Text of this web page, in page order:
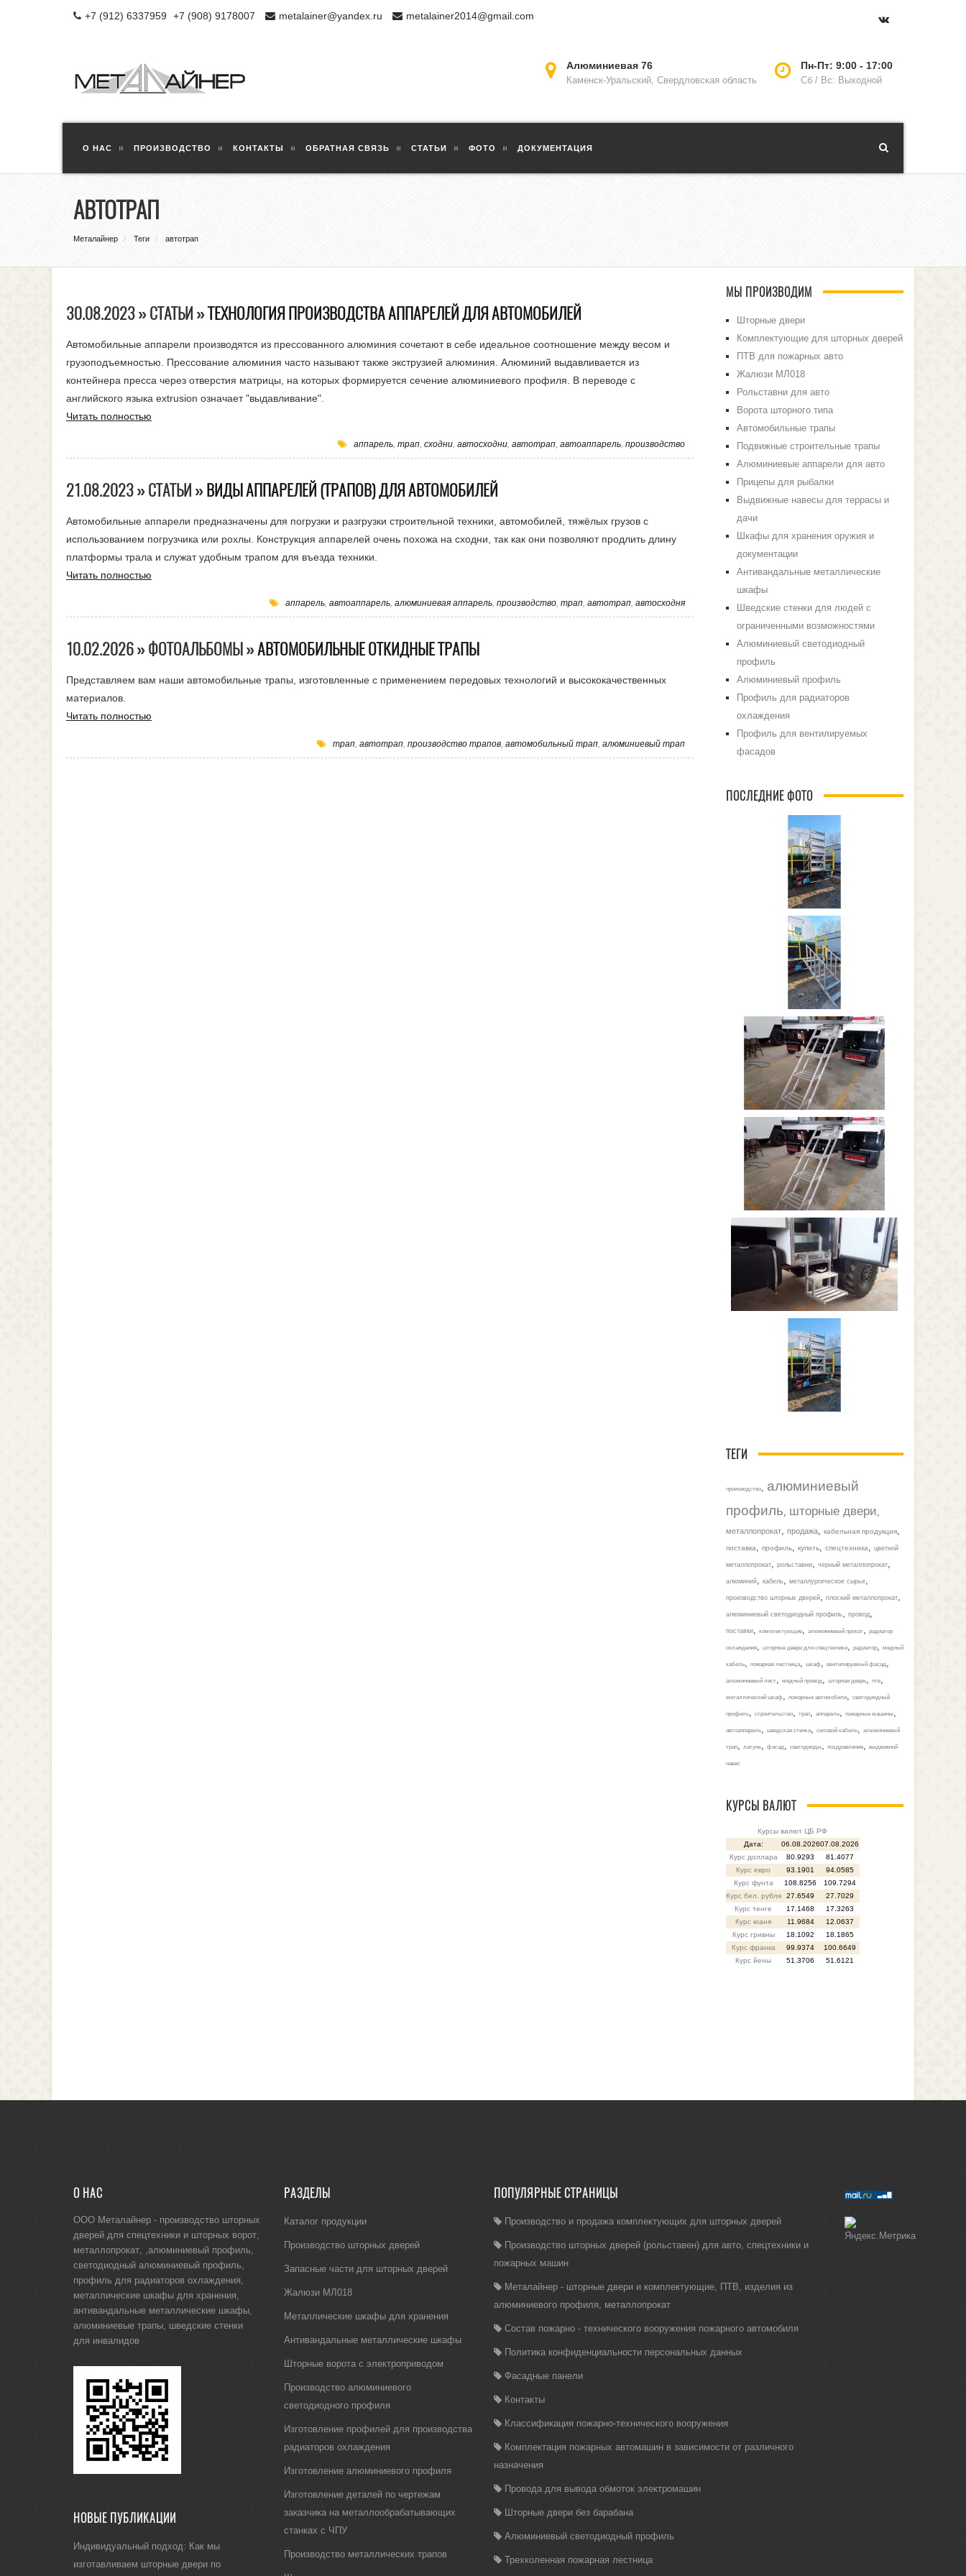
+7 (912) 6337959 +7 (908) 9178007 metalainer@yandex.ru metalainer2014@gmail.com
Пн-Пт: 9:00 - 17:00
Сб / Вс: Выходной
Алюминиевая 76
Каменск-Уральский, Свердловская область
О НАС ПРОИЗВОДСТВО КОНТАКТЫ ОБРАТНАЯ СВЯЗЬ СТАТЬИ ФОТО ДОКУМЕНТАЦИЯ
АВТОТРАП
Металайнер Теги автотрап
30.08.2023 » СТАТЬИ »ТЕХНОЛОГИЯ ПРОИЗВОДСТВА АППАРЕЛЕЙ ДЛЯ АВТОМОБИЛЕЙ
Автомобильные аппарели производятся из прессованного алюминия сочетают в себе идеальное соотношение между весом и
грузоподъемностью. Прессование алюминия часто называют также экструзией алюминия. Алюминий выдавливается из
контейнера пресса через отверстия матрицы, на которых формируется сечение алюминиевого профиля. В переводе с
английского языка extrusion означает "выдавливание".
Читать полностью
аппарель, трап, сходни, автосходни, автотрап, автоаппарель, производство
21.08.2023 » СТАТЬИ »ВИДЫ АППАРЕЛЕЙ (ТРАПОВ) ДЛЯ АВТОМОБИЛЕЙ
Автомобильные аппарели предназначены для погрузки и разгрузки строительной техники, автомобилей, тяжёлых грузов с
использованием погрузчика или рохлы. Конструкция аппарелей очень похожа на сходни, так как они позволяют продлить длину
платформы трала и служат удобным трапом для въезда техники.
Читать полностью
аппарель, автоаппарель, алюминиевая аппарель, производство, трап, автотрап, автосходня
10.02.2026 » ФОТОАЛЬБОМЫ »АВТОМОБИЛЬНЫЕ ОТКИДНЫЕ ТРАПЫ
Представляем вам наши автомобильные трапы, изготовленные с применением передовых технологий и высококачественных
материалов.
Читать полностью
трап, автотрап, производство трапов, автомобильный трап, алюминиевый трап
МЫ ПРОИЗВОДИМ
Шторные двери
Комплектующие для шторных дверей
ПТВ для пожарных авто
Жалюзи МЛ018
Рольставни для авто
Ворота шторного типа
Автомобильные трапы
Подвижные строительные трапы
Алюминиевые аппарели для авто
Прицепы для рыбалки
Выдвижные навесы для террасы и
дачи
Шкафы для хранения оружия и
документации
Антивандальные металлические
шкафы
Шведские стенки для людей с
ограниченными возможностями
Алюминиевый светодиодный
профиль
Алюминиевый профиль
Профиль для радиаторов
охлаждения
Профиль для вентилируемых
фасадов
ПОСЛЕДНИЕ ФОТО
ТЕГИ
производство, алюминиевый
профиль шторные двери
металлопрокат, продажа, кабельная продукция,
поставка профиль, купить, спецтехника
цветной
металлопрокат, рольставни, черный металлопрокат,
алюминий, кабель, металлургическое сырье,
производство шторных дверей, плоский металлопрокат,
алюминиевый светодиодный профиль, провод,
поставки, комплектующие, алюминиевый прокат, радиатор
охлаждения, шторные двери для спецтехники, радиатор, медный
кабель, пожарная лестница, шкаф, вентилируемый фасад
алюминиевый лист, медный провод шторная дверь, птв,
металлический шкаф, пожарные автомобили, светодиодный
профиль, строительство, трап, аппарель, пожарные машины,
автоаппарель, шведская стенка, силовой кабель, алюминиевый
трап, латунь, фасад светодиоды, поздравление, выдвижной
навес
КУРСЫ ВАЛЮТ
Курсы валют ЦБ РФ
Дата:
06.08.202607.08.2026
Курс доллара
80.9293
81.4077
Курс евро
93.1901
94.0585
Курс фунта
108.8256
109.7294
Курс бел. рубля 27.6549
27.7029
Курс тенге
17.1468
17.3263
Курс юаня
11.9684
12.0637
Курс гривны
18.1092
18.1865
Курс франка
99.9374
100.6649
Курс йены
51.3706 51.6121
О НАС
ООО Металайнер - производство шторных
дверей для спецтехники и шторных ворот
металлопрокат
алюминиевый профиль
светодиодный алюминиевый профиль
профиль для радиаторов охлаждения
металлические шкафы для хранения
антивандальные металлические шкафы
алюминиевые трапы шведские стенки
для инвалидов
НОВЫЕ ПУБЛИКАЦИИ
Индивидуальный подход: Как мы
изготавливаем шторные двери по
РАЗДЕЛЫ
Каталог продукции
Производство шторных дверей
Запасные части для шторных дверей
Жалюзи МЛ018
Металлические шкафы для хранения
Антивандальные металлические шкафы
Шторные ворота с электроприводом
Производство алюминиевого
светодиодного профиля
Изготовление профилей для производства
радиаторов охлаждения
Изготовление алюминиевого профиля
Изготовление деталей по чертежам
заказчика на металлообрабатывающих
станках с ЧПУ
Производство металлических трапов
ПОПУЛЯРНЫЕ СТРАНИЦЫ
Производство и продажа комплектующих для шторных дверей
Производство шторных дверей (рольставен) для авто, спецтехники и
пожарных машин
Металайнер - шторные двери и комплектующие, ПТВ, изделия из
алюминиевого профиля, металлопрокат
Состав пожарно - технического вооружения пожарного автомобиля
Политика конфиденциальности персональных данных
Фасадные панели
Контакты
Классификация пожарно-технического вооружения
Комплектация пожарных автомашин в зависимости от различного
назначения
Провода для вывода обмоток электромашин
Шторные двери без барабана
Алюминиевый светодиодный профиль
Трехколенная пожарная лестница